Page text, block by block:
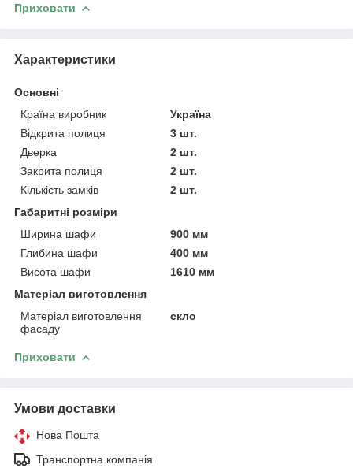
Приховати
Характеристики
Основні
Країна виробник
Україна
Відкрита полиця
3 шт.
Дверка
2 шт.
Закрита полиця
2 шт.
Кількість замків
2 шт.
Габаритні розміри
Ширина шафи
900 мм
Глибина шафи
400 мм
Висота шафи
1610 мм
Матеріал виготовлення
Матеріал виготовлення
фасаду
скло
Приховати
Умови доставки
Нова Пошта
Транспортна компанія